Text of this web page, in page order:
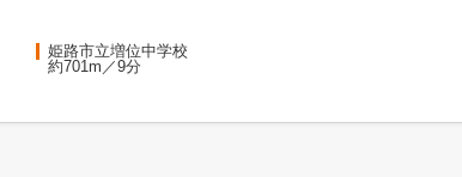
姫路市立増位中学校
約701m／9分